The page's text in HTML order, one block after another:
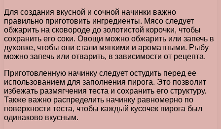
Для создания вкусной и сочной начинки важно
правильно приготовить ингредиенты. Мясо следует
обжарить на сковороде до золотистой корочки, чтобы
сохранить его соки. Овощи можно обжарить или запечь в
духовке, чтобы они стали мягкими и ароматными. Рыбу
можно запечь или отварить, в зависимости от рецепта.
Приготовленную начинку следует остудить перед ее
использованием для заполнения пирога. Это позволит
избежать размягчения теста и сохранить его структуру.
Также важно распределить начинку равномерно по
поверхности теста, чтобы каждый кусочек пирога был
одинаково вкусным.